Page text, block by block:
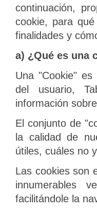
continuación,
cookie, para
finalidades y
a) ¿Qué es una
Una "Cookie"
del usuario,
información
El conjunto de
la calidad de
útiles, cuáles no
Las cookies son
innumerables
facilitándole la